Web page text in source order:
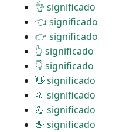
👌 significado
👈 significado
👉 significado
👆 significado
👇 significado
👋 significado
🤙 significado
💪 significado
🖕 significado